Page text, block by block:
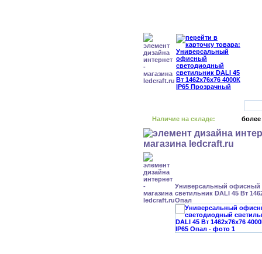
Наличие на складе: более
Универсальный офисный
светильник DALI 45 Вт
Опал